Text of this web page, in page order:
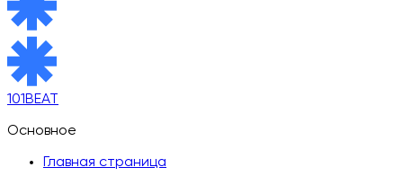
101BEAT
Основное
Главная страница